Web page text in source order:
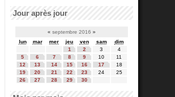
Jour après jour
« septembre 2016 »
lun
mar mer jeu ven sam
dim
1
2 3
4
5
6 7 8 9 10
11
12
13 14 15 16 17
18
19
20 21 22 23 24
25
26
27 28 29 30